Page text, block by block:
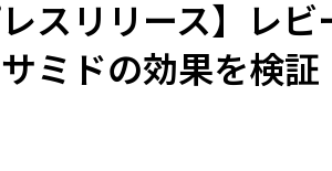
レスリリース】レ
ミドの効果を検証